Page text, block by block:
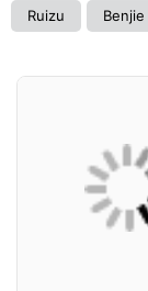
Ruizu Benjie